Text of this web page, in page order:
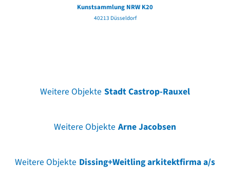
Kunstsammlung NRW K20
40213 Düsseldorf
Weitere Objekte Stadt Castrop-Rauxel
Weitere Objekte Arne Jacobsen
Weitere Objekte Dissing+Weitling arkitektfirma a/s